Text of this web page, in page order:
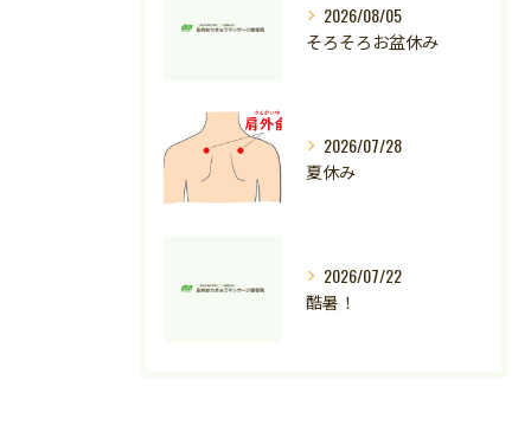
2026/08/05
そろそろお盆休み
2026/07/28
夏休み
2026/07/22
酷暑！